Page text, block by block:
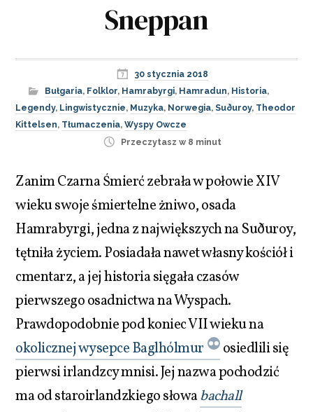
Sneppan
30 stycznia 2018
Bułgaria, Folklor, Hamrabyrgi, Hamradun, Historia,
Legendy, Lingwistycznie, Muzyka, Norwegia,Suðuroy, Theodor
Kittelsen, Tłumaczenia,Wyspy Owcze
Przeczytasz w 8 minut
Zanim Czarna Śmierć zebrała w połowie XIV
wieku swoje śmiertelne żniwo, osada
Hamrabyrgi, jedna z największych na Suðuroy,
tętniła życiem. Posiadała nawet własny kościół i
cmentarz, a jej historia sięgała czasów
pierwszego osadnictwa na Wyspach.
Prawdopodobnie pod koniec VII wieku na
okolicznej wysepce Baglhólmur
osiedlili się
pierwsi irlandzcy mnisi. Jej nazwa pochodzić
ma od staroirlandzkiego słowabachall